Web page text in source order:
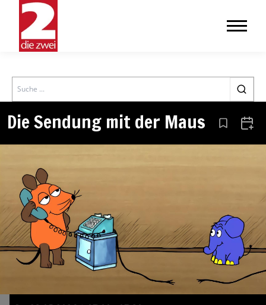
Search
Die Sendung mit der Maus Aus den